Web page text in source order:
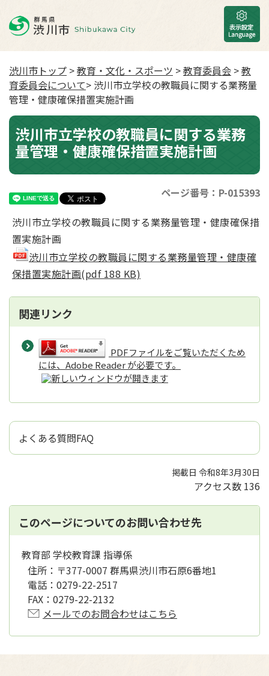
渋川市トップ >教育・文化・スポーツ >教育委員会 >教
育委員会について> 渋川市立学校の教職員に関する業務量
管理・健康確保措置実施計画
渋川市立学校の教職員に関する業務
量管理・健康確保措置実施計画
ページ番号：P-015393
渋川市立学校の教職員に関する業務量管理・健康確保措
置実施計画
渋川市立学校の教職員に関する業務量管理・健康確
保措置実施計画(pdf 188 KB)
関連リンク
PDFファイルをご覧いただくため
には、Adobe Reader が必要です。
よくある質問FAQ
掲載日 令和8年3月30日
アクセス数 136
このページについてのお問い合わせ先
教育部 学校教育課 指導係
住所： 〒377-0007 群馬県渋川市石原6番地1
電話： 0279-22-2517
FAX： 0279-22-2132
メールでのお問合わせはこちら